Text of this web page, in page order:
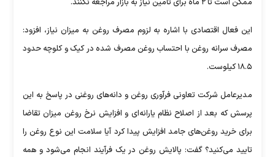
این فعال اقتصادی با اشاره به لزوم مصرف روغن به میزان نیاز، افزود:
مصرف سرانه روغن با احتساب روغن مصرف شده در کیک و کلوچه حدود
۱۸.۵ کیلوست.
مدیرعامل شرکت تعاونی فرآوری روغن و دانه‌های روغنی در پاسخ به این
پرسش که بعد از اصلاح نظام یارانه‌ای و افزایش نرخ روغن میزان تقاضا
برای خرید روغن‌های جامد افزایش پیدا کرد آیا سلامت این نوع روغن را
تایید می‌کنید؟ گفت: پالایش روغن در یک فرآیند انجام می‌شود و همه